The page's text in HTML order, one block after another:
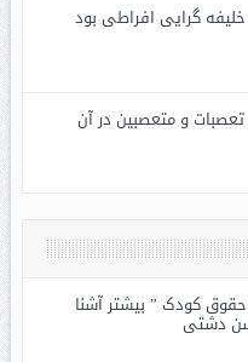
گرایی افراطی بود
و متعصبین در آن
حقوق کودک ” بیشتر آشنا
دشتی